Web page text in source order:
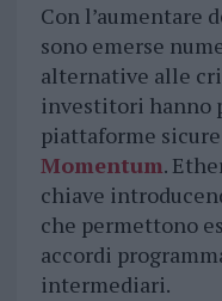
Con l’aumentare
sono emerse
alternative alle
investitori hanno
piattaforme
Momentum.
chiave
che permettono
accordi
intermediari.